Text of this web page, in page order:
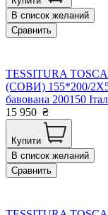
В список желаний
Сравнить
TESSITURA
(СОВИ) 155*200/
бавована 200150
15 950 ₴
Купити
В список желаний
Сравнить